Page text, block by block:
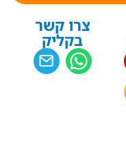
צרו קשר
בקליק